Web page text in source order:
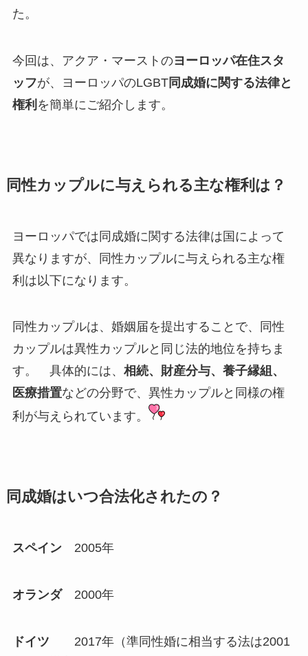
た。
今回は、アクア・マーストのヨーロッパ在住スタ
ッフが、ヨーロッパのLGBT同成婚に関する法律と
権利 を簡単にご紹介します。
同性カップルに与えられる主な権利は？
ヨーロッパでは同成婚に関する法律は国によって
異なりますが、同性カップルに与えられる主な権
利は以下になります。
同性カップルは、婚姻届を提出することで、同性
カップルは異性カップルと同じ法的地位を持ちま
す。 具体的には、 相続、財産分与、養子縁組、
医療措置などの分野で、異性カップルと同様の権
利が与えられています。
同成婚はいつ合法化されたの？
スペイン 2005年
オランダ 2000年
ドイツ 2017年（準同性婚に相当する法は2001